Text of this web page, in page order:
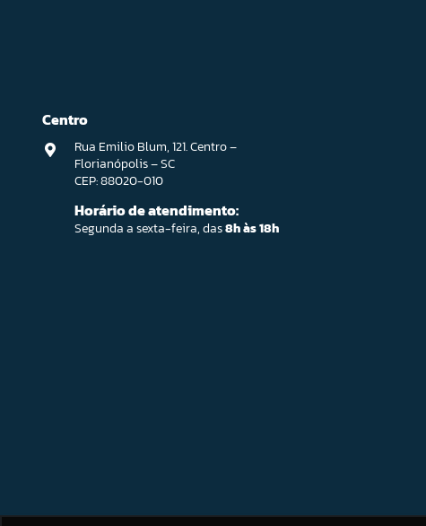
Centro
Rua Emilio Blum, 121. Centro –
Florianópolis – SC
CEP: 88020-010
Horário de atendimento:
Segunda a sexta-feira, das8h às 18h